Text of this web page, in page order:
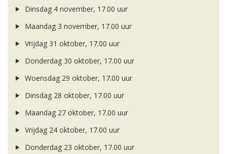
Dinsdag 4 november, 17.00 uur
Maandag 3 november, 17.00 uur
Vrijdag 31 oktober, 17.00 uur
Donderdag 30 oktober, 17.00 uur
Woensdag 29 oktober, 17.00 uur
Dinsdag 28 oktober, 17.00 uur
Maandag 27 oktober, 17.00 uur
Vrijdag 24 oktober, 17.00 uur
Donderdag 23 oktober, 17.00 uur